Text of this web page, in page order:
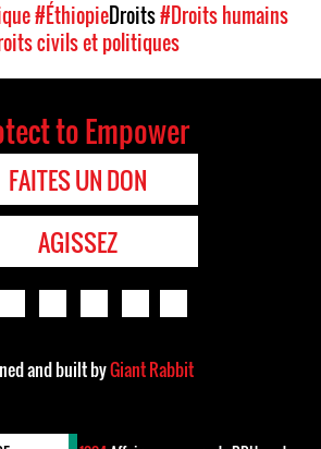
#ÉthiopieDroits#Droits humains
civils et politiques
to Empower
FAITES UN DON
AGISSEZ
and built byGiant Rabbit